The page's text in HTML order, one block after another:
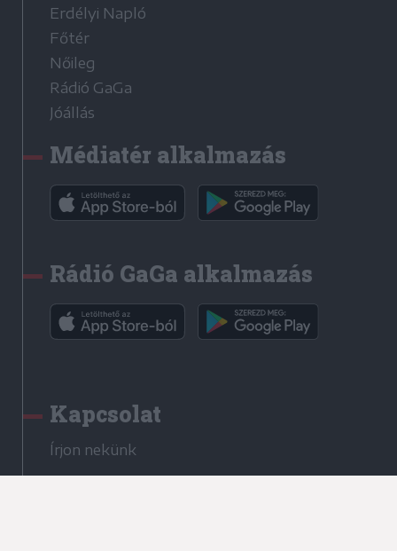
Erdélyi Napló
Főtér
Nőileg
Rádió GaGa
Jóállás
Médiatér alkalmazás
Rádió GaGa alkalmazás
Kapcsolat
Írjon nekünk